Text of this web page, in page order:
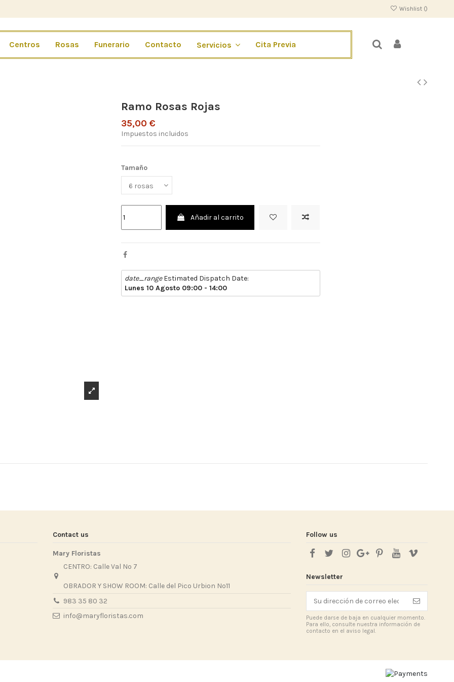
Wishlist ()
Centros Rosas Funerario Contacto Servicios Cita Previa
Ramo Rosas Rojas
35,00 €
Impuestos incluidos
Tamaño
Añadir al carrito
date_rangeEstimated Dispatch Date:
Lunes 10 Agosto 09:00 - 14:00
Contact us
Mary Floristas
CENTRO: Calle Val Nº 7
OBRADOR Y SHOW ROOM: Calle del Pico Urbion Nº11
983 35 80 32
info@maryfloristas.com
Follow us
Newsletter
Puede darse de baja en cualquier momento.
Para ello, consulte nuestra información de
contacto en el aviso legal.